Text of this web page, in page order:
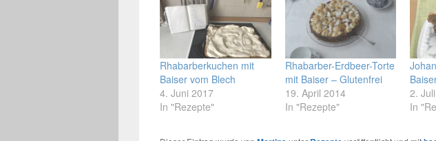
Rhabarberkuchen mit
Baiser vom Blech
4. Juni 2017
In "Rezepte"
Rhabarber-Erdbeer-Torte
mit Baiser – Glutenfrei
19. April 2014
In "Rezepte"
2.
In